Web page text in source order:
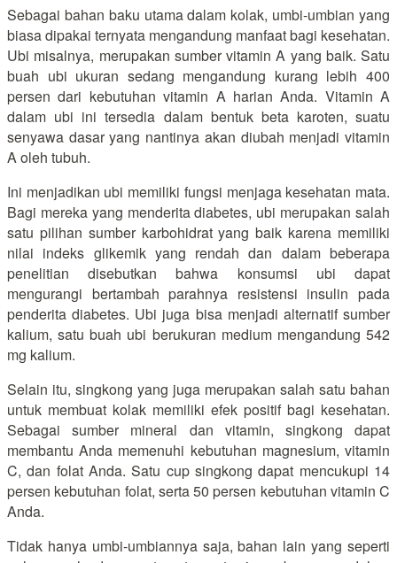
Sebagai bahan baku utama dalam kolak, umbi-umbian yang
biasa dipakai ternyata mengandung manfaat bagi kesehatan.
Ubi misalnya, merupakan sumber vitamin A yang baik. Satu
buah ubi ukuran sedang mengandung kurang lebih 400
persen dari kebutuhan vitamin A harian Anda. Vitamin A
dalam ubi ini tersedia dalam bentuk beta karoten, suatu
senyawa dasar yang nantinya akan diubah menjadi vitamin
A oleh tubuh.
Ini menjadikan ubi memiliki fungsi menjaga kesehatan mata.
Bagi mereka yang menderita diabetes, ubi merupakan salah
satu pilihan sumber karbohidrat yang baik karena memiliki
nilai indeks glikemik yang rendah dan dalam beberapa
penelitian disebutkan bahwa konsumsi ubi dapat
mengurangi bertambah parahnya resistensi insulin pada
penderita diabetes. Ubi juga bisa menjadi alternatif sumber
kalium, satu buah ubi berukuran medium mengandung 542
mg kalium.
Selain itu, singkong yang juga merupakan salah satu bahan
untuk membuat kolak memiliki efek positif bagi kesehatan.
Sebagai sumber mineral dan vitamin, singkong dapat
membantu Anda memenuhi kebutuhan magnesium, vitamin
C, dan folat Anda. Satu cup singkong dapat mencukupi 14
persen kebutuhan folat, serta 50 persen kebutuhan vitamin C
Anda.
Tidak hanya umbi-umbiannya saja, bahan lain yang seperti